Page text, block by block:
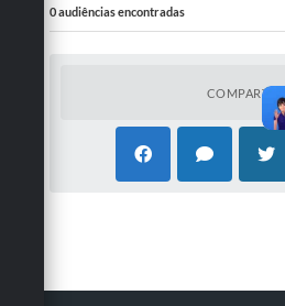
0 audiências encontradas